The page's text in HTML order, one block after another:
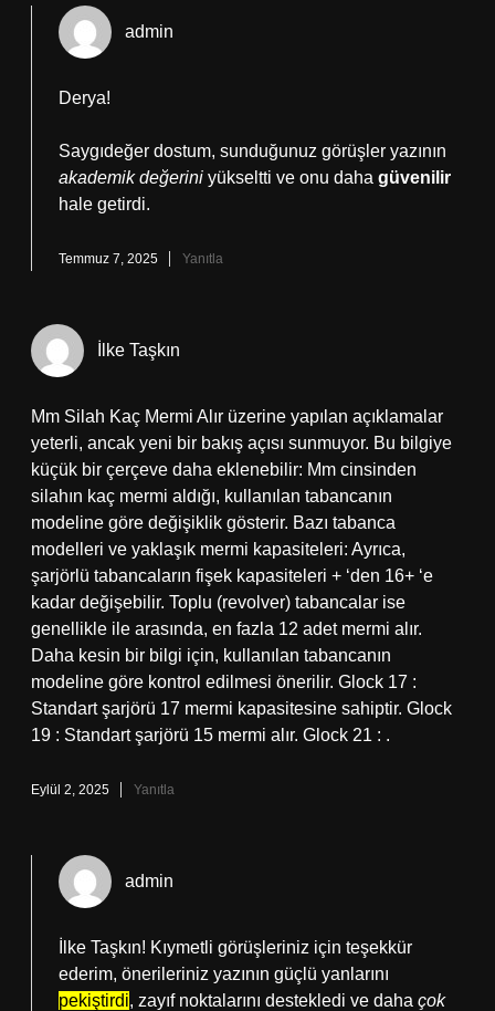
admin
Derya!
Saygıdeğer dostum, sunduğunuz görüşler yazının
akademik değerini yükseltti ve onu daha güvenilir
hale getirdi.
Temmuz 7, 2025 Yanıtla
İlke Taşkın
Mm Silah Kaç Mermi Alır üzerine yapılan açıklamalar
yeterli, ancak yeni bir bakış açısı sunmuyor. Bu bilgiye
küçük bir çerçeve daha eklenebilir: Mm cinsinden
silahın kaç mermi aldığı, kullanılan tabancanın
modeline göre değişiklik gösterir. Bazı tabanca
modelleri ve yaklaşık mermi kapasiteleri: Ayrıca,
şarjörlü tabancaların fişek kapasiteleri + ‘den 16+ ‘e
kadar değişebilir. Toplu (revolver) tabancalar ise
genellikle ile arasında, en fazla 12 adet mermi alır.
Daha kesin bir bilgi için, kullanılan tabancanın
modeline göre kontrol edilmesi önerilir. Glock 17 :
Standart şarjörü 17 mermi kapasitesine sahiptir. Glock
19 : Standart şarjörü 15 mermi alır. Glock 21 : .
Eylül 2, 2025 Yanıtla
admin
İlke Taşkın! Kıymetli görüşleriniz için teşekkür
ederim, önerileriniz yazının güçlü yanlarını
pekiştirdi, zayıf noktalarını destekledi ve daha çok